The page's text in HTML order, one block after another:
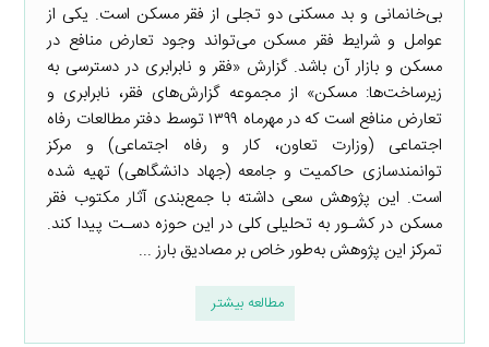
بی‌خانمانی و بد مسکنی دو تجلی از فقر مسکن است. یکی از
عوامل و شرایط فقر مسکن می‌تواند وجود تعارض منافع در
مسکن و بازار آن باشد. گزارش «فقر و نابرابری در دسترسی به
زیرساخت‌ها: مسکن» از مجموعه گزارش‌های فقر، نابرابری و
تعارض منافع است که در مهرماه ۱۳۹۹ توسط دفتر مطالعات رفاه
اجتماعی (وزارت تعاون، کار و رفاه اجتماعی) و مرکز
توانمندسازی حاکمیت و جامعه (جهاد دانشگاهی) تهیه شده
است. این پژوهش سعی داشته با جمع‌بندی آثار مکتوب فقر
مسکن در کشـور به تحلیلی کلی در این حوزه دسـت پیدا کند.
تمرکز این پژوهش به‌طور خاص بر مصادیق بارز ...
مطالعه بیشتر